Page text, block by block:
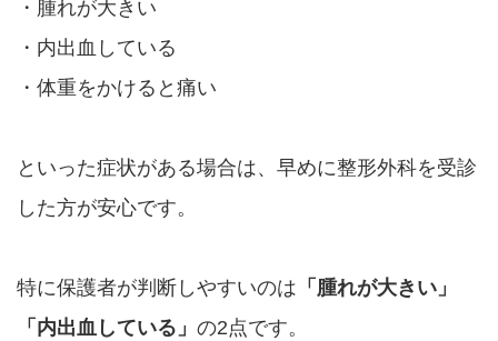
・腫れが大きい
・内出血している
・体重をかけると痛い
といった症状がある場合は、早めに整形外科を受診
した方が安心です。
特に保護者が判断しやすいのは 「腫れが大きい」
「内出血している」 の2点です。